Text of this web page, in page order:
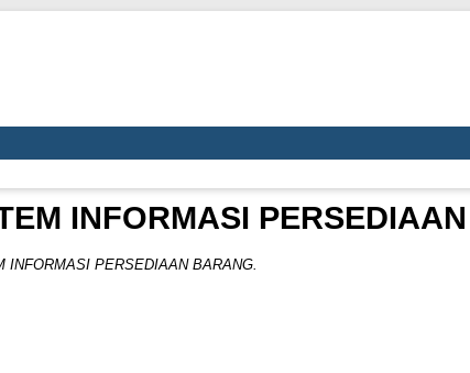
INFORMASI
INFORMASI PERSEDIAAN BARANG.